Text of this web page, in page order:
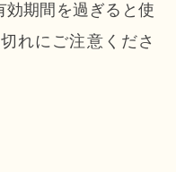
効期間を過ぎると使
れにご注意くださ